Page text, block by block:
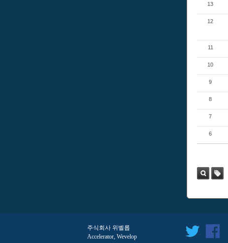
13
12
11
10
9
8
7
6
주식회사 위벨롭
Accelerator, Wevelop